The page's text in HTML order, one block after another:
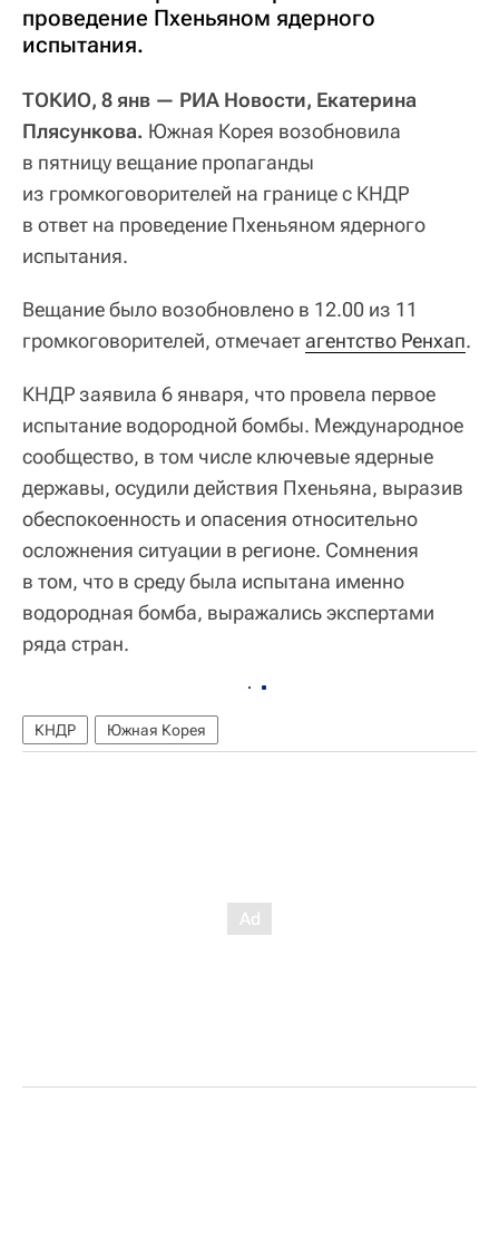
проведение Пхеньяном ядерного
испытания.
ТОКИО, 8 янв — РИА Новости, Екатерина
Плясункова. Южная Корея возобновила
в пятницу вещание пропаганды
из громкоговорителей на границе с КНДР
в ответ на проведение Пхеньяном ядерного
испытания.
Вещание было возобновлено в 12.00 из 11
громкоговорителей, отмечаетагентство Ренхап.
КНДР заявила 6 января, что провела первое
испытание водородной бомбы. Международное
сообщество, в том числе ключевые ядерные
державы, осудили действия Пхеньяна, выразив
обеспокоенность и опасения относительно
осложнения ситуации в регионе. Сомнения
в том, что в среду была испытана именно
водородная бомба, выражались экспертами
ряда стран.
КНДР Южная Корея